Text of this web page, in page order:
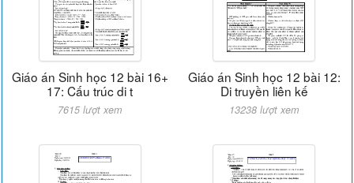
Giáo án Sinh học 12 bài 16+
17: Cấu trúc di t
7615 lượt xem
Giáo án Sinh học 12 bài 12:
Di truyền liên kế
13238 lượt xem